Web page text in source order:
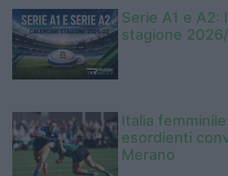
Serie A1 e A2:
stagione
Italia
esordienti
Merano